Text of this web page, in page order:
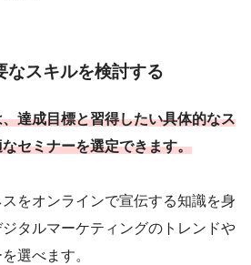
なスキルを検討する
達成目標と習得したい具体的なス
セミナーを選定できます。
をオンラインで宣伝する知識を身
タルマーケティングのトレンドや
選べます。